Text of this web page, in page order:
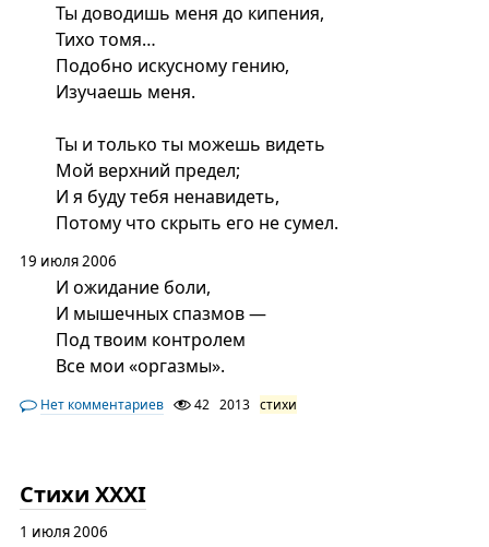
Ты доводишь меня до кипения,
Тихо томя…
Подобно искусному гению,
Изучаешь меня.
Ты и только ты можешь видеть
Мой верхний предел;
И я буду тебя ненавидеть,
Потому что скрыть его не сумел.
19 июля 2006
И ожидание боли,
И мышечных спазмов —
Под твоим контролем
Все мои «оргазмы».
Нет комментариев 42 2013 стихи
Стихи XXXI
1 июля 2006